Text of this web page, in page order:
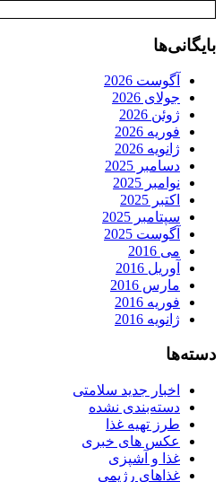
بایگانی‌ها
آگوست 2026
جولای 2026
ژوئن 2026
فوریه 2026
ژانویه 2026
دسامبر 2025
نوامبر 2025
اکتبر 2025
سپتامبر 2025
آگوست 2025
می 2016
آوریل 2016
مارس 2016
فوریه 2016
ژانویه 2016
دسته‌ها
اخبار جدید سلامتی
دسته‌بندی نشده
طرز تهیه غذا
عکس های خبری
غذا و آشپزی
غذاهای رژیمی